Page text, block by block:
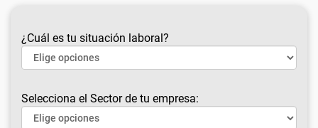
¿Cuál es tu situación laboral?
Selecciona el Sector de tu empresa: